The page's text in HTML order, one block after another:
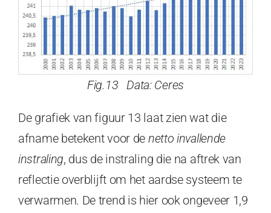
Fig.13 Data: Ceres
De grafiek van figuur 13 laat zien wat die
afname betekent voor de netto invallende
instraling, dus de instraling die na aftrek van
reflectie overblijft om het aardse systeem te
verwarmen. De trend is hier ook ongeveer 1,9